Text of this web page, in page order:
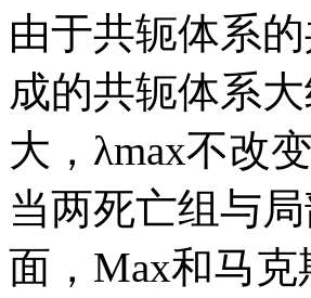
由于共轭体系
成的共轭体系
大，λmax不改
当两死亡组与
面，Max和马克